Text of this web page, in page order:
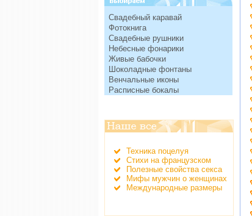
Свадебный каравай
Фотокнига
Свадебные рушники
Небесные фонарики
Живые бабочки
Шоколадные фонтаны
Венчальные иконы
Расписные бокалы
Техника поцелуя
Стихи на французском
Полезные свойства секса
Мифы мужчин о женщинах
Международные размеры